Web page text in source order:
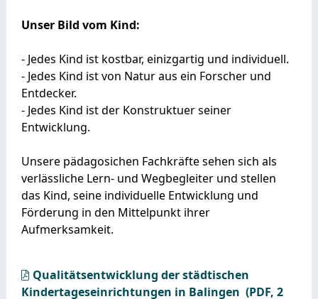
Unser Bild vom Kind:
- Jedes Kind ist kostbar, einizgartig und individuell.
- Jedes Kind ist von Natur aus ein Forscher und
Entdecker.
- Jedes Kind ist der Konstruktuer seiner
Entwicklung.
Unsere pädagosichen Fachkräfte sehen sich als
verlässliche Lern- und Wegbegleiter und stellen
das Kind, seine individuelle Entwicklung und
Förderung in den Mittelpunkt ihrer
Aufmerksamkeit.
Qualitätsentwicklung der städtischen
Kindertageseinrichtungen in Balingen (PDF, 2